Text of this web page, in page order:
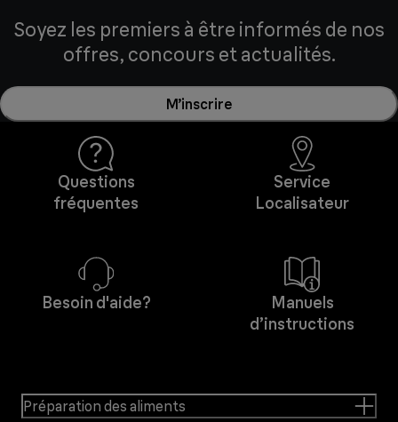
Soyez les premiers à être informés de nos
offres, concours et actualités.
M’inscrire
Questions
fréquentes
Service
Localisateur
Besoin d'aide?
Manuels
d’instructions
Préparation des aliments